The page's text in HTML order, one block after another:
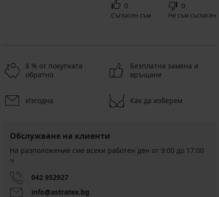
0
Съгласен съм
0
Не съм съгласен
8 % от покупката
обратно
Безплатна замяна и
връщане
Изгодна Как да изберем
Обслужване на клиенти
На разположение сме всеки работен ден от 9:00 до 17:00
ч
042 952927
info@astratex.bg